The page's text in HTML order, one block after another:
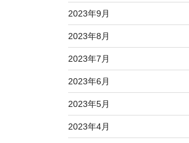
2023年9月
2023年8月
2023年7月
2023年6月
2023年5月
2023年4月